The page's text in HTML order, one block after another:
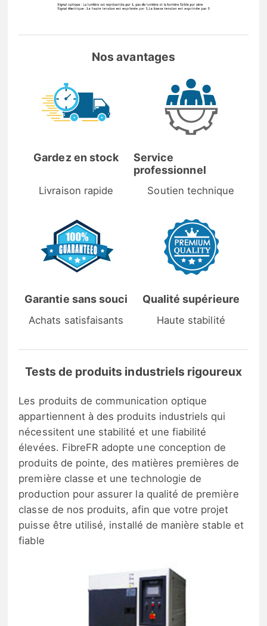
Nos avantages
Gardez en stock
Livraison rapide
Service
professionnel
Soutien technique
Garantie sans souci
Achats satisfaisants
Qualité supérieure
Haute stabilité
Tests de produits industriels rigoureux
Les produits de communication optique
appartiennent à des produits industriels qui
nécessitent une stabilité et une fiabilité
élevées. FibreFR adopte une conception de
produits de pointe, des matières premières de
première classe et une technologie de
production pour assurer la qualité de première
classe de nos produits, afin que votre projet
puisse être utilisé, installé de manière stable et
fiable